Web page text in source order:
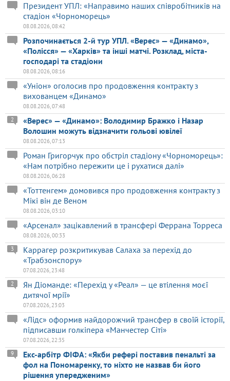
Президент УПЛ: «Направимо наших співробітників на
стадіон «Чорноморець»
08.08.2026, 08:42
Розпочинається 2-й тур УПЛ. «Верес» — «Динамо»,
«Полісся» — «Харків» та інші матчі. Розклад, міста-
господарі та стадіони
08.08.2026, 08:16
«Уніон» оголосив про продовження контракту з
вихованцем «Динамо»
08.08.2026, 07:48
«Верес» — «Динамо»: Володимир Бражко і Назар
Волошин можуть відзначити гольові ювілеї
2
08.08.2026, 07:13
Роман Григорчук про обстріл стадіону «Чорноморець»:
«Нам потрібно пережити це і рухатися далі»
08.08.2026, 06:28
«Тоттенгем» домовився про продовження контракту з
Мікі він де Веном
08.08.2026, 03:10
«Арсенал» зацікавлений в трансфері Феррана Торреса
08.08.2026, 00:33
Каррагер розкритикував Салаха за перехід до
«Трабзонспору»
3
07.08.2026, 23:48
Ян Діоманде: «Перехід у «Реал» — це втілення моєї
дитячої мрії»
2
07.08.2026, 23:03
«Лідс» оформив найдорожчий трансфер в своїй історії,
підписавши голкіпера «Манчестер Сіті»
07.08.2026, 22:35
Екс-арбітр ФІФА: «Якби рефері поставив пенальті за
фол на Пономаренку, то ніхто не назвав би його
рішення упередженим»
9